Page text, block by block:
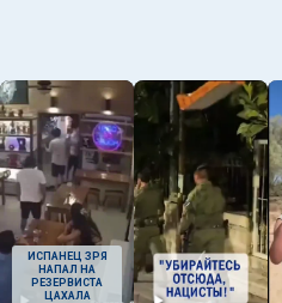
ИСПАНЕЦ ЗРЯ
НАПАЛ НА
РЕЗЕРВИСТА
ЦАХАЛА